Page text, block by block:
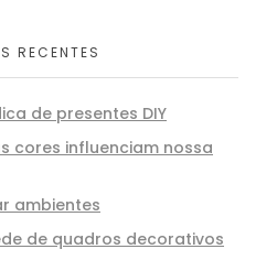
RECENTES
de presentes DIY
cores influenciam nossa
ambientes
de quadros decorativos